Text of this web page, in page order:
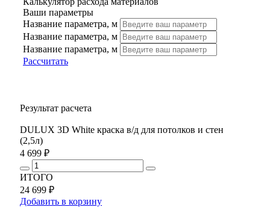
Ваши параметры
Название параметра, м
Название параметра, м
Название параметра, м
Рассчитать
Результат расчета
DULUX 3D White краска в/д для потолков и стен
(2,5л)
4 699 ₽
ИТОГО
24 699 ₽
Добавить в корзину